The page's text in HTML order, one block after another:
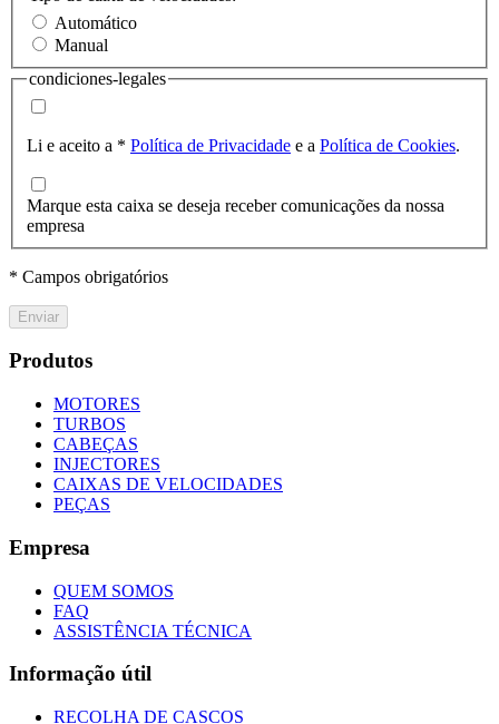
Automático
Manual
condiciones-legales
Li e aceito a * Política de Privacidade e a Política de Cookies.
Marque esta caixa se deseja receber comunicações da nossa
empresa
* Campos obrigatórios
Enviar
Produtos
MOTORES
TURBOS
CABEÇAS
INJECTORES
CAIXAS DE VELOCIDADES
PEÇAS
Empresa
QUEM SOMOS
FAQ
ASSISTÊNCIA TÉCNICA
Informação útil
RECOLHA DE CASCOS